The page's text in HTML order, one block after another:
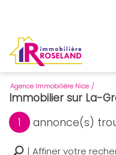
Agence Immobiliére Nice
Immobilier sur La-
1
annonce(s)
Affiner votre